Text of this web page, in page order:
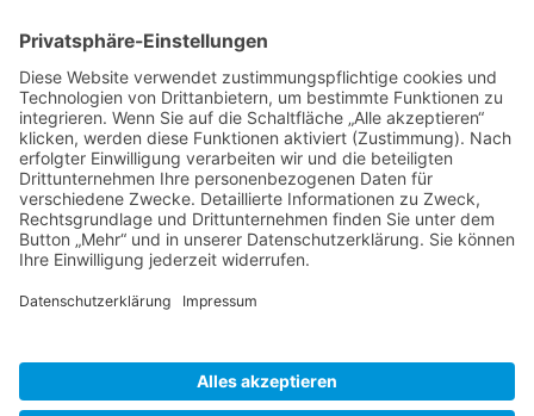
Name, E-Mail-Adresse und Website in diesem Browser für meinen
nächsten Kommentar speichern.
Impressum Datenschutz AGB´s